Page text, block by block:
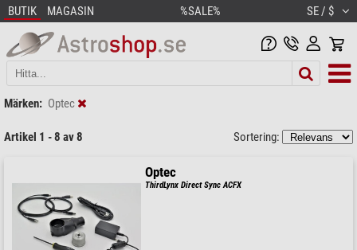
BUTIK MAGASIN %SALE% SE / $
Märken: Optec
Artikel 1 - 8 av 8 Sortering:
Optec
ThirdLynx Direct Sync ACFX